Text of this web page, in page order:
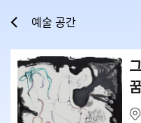
예술 공간
꿈